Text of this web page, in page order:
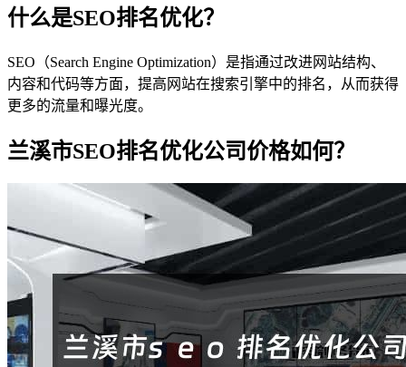
什么是SEO排名优化？
SEO（Search Engine Optimization）是指通过改进网站结构、
内容和代码等方面，提高网站在搜索引擎中的排名，从而获得
更多的流量和曝光度。
兰溪市SEO排名优化公司价格如何？